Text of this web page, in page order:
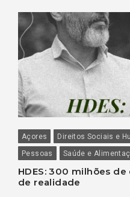
Açores Direitos Sociais e
Pessoas
Saúde e
HDES: 300 milhões
de realidade